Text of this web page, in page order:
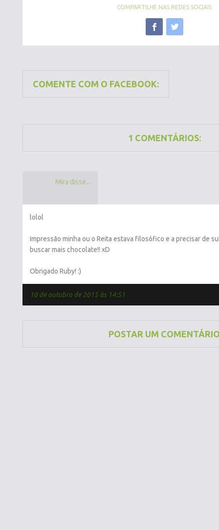
COMPARTILHE NAS REDES SOCIAIS
COMENTE COM O FACEBOOK:
1 COMENTÁRIOS:
Mira disse...
lolol
Impressão minha ou o Reita estava filosófico e a precisar de
buscar mais chocolate!! xD
Obrigado Ruby! :)
10 de outubro de 2015 às 14:51
POSTAR UM